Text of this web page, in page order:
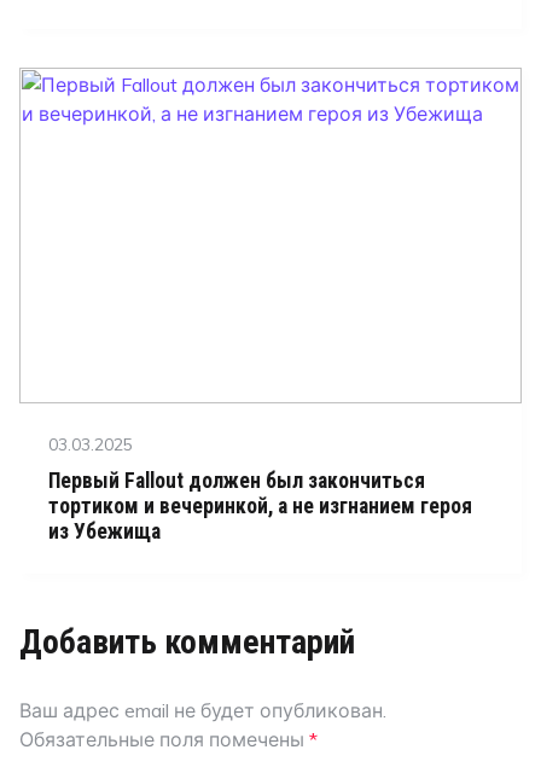
Posted
03.03.2025
Первый Fallout должен был закончиться
тортиком и вечеринкой, а не изгнанием героя
из Убежища
Добавить комментарий
Ваш адрес email не будет опубликован.
Обязательные поля помечены *